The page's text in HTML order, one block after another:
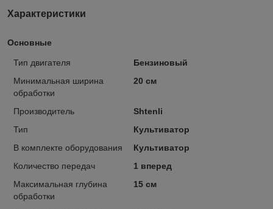
Характеристики
Основные
Тип двигателя
Бензиновый
Минимальная ширина
обработки
20 см
Производитель
Shtenli
Тип
Культиватор
В комплекте оборудования
Культиватор
Количество передач
1 вперед
Максимальная глубина
обработки
15 см